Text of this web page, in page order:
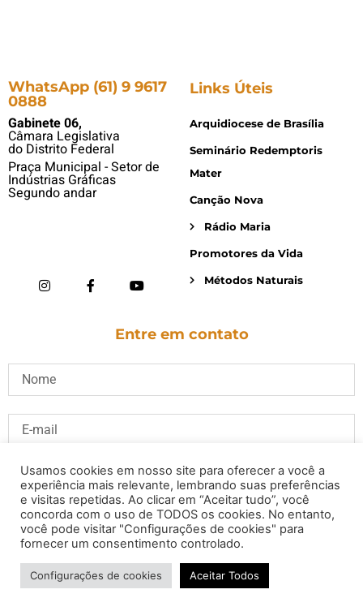
WhatsApp (61) 9 9617
0888
Gabinete 06,
Câmara Legislativa
do Distrito Federal
Praça Municipal - Setor de
Indústrias Gráficas
Segundo andar
Links Úteis
Arquidiocese de Brasília
Seminário Redemptoris
Mater
Canção Nova
Rádio Maria
Promotores da Vida
Métodos Naturais
Entre em contato
ENVIAR
Usamos cookies em nosso site para oferecer a você a
experiência mais relevante, lembrando suas preferências
e visitas repetidas. Ao clicar em “Aceitar tudo”, você
concorda com o uso de TODOS os cookies. No entanto,
você pode visitar "Configurações de cookies" para
fornecer um consentimento controlado.
Configurações de cookies Aceitar Todos